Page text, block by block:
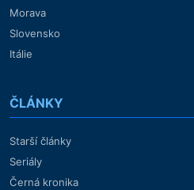
Morava
Slovensko
Itálie
ČLÁNKY
Starší články
Seriály
Černá kronika